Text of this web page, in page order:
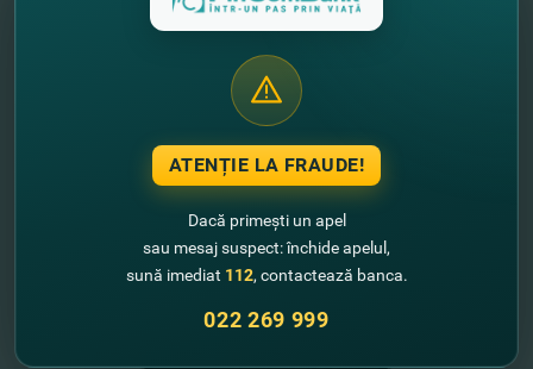
"FinComBank" S.A. este membră a
Schemei de Garantare a Depozitelor
din Republica Moldova
FinComPay Mobile
ATENȚIE LA FRAUDE!
Dacă primești un apel
sau mesaj suspect: închide apelul,
sună imediat 112, contactează banca.
022 269 999